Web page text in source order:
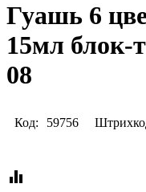
Гуашь 6
15мл блок-
08
Код: 59756
equalizer